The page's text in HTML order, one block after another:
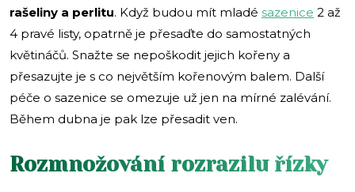
rašeliny a perlitu. Když budou mít mladé sazenice 2 až
4 pravé listy, opatrně je přesaďte do samostatných
květináčů. Snažte se nepoškodit jejich kořeny a
přesazujte je s co největším kořenovým balem. Další
péče o sazenice se omezuje už jen na mírné zalévání.
Během dubna je pak lze přesadit ven.
Rozmnožování rozrazilu řízky